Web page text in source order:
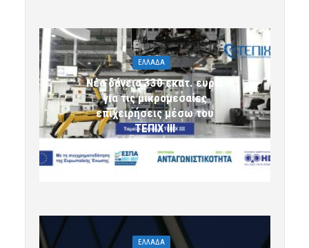
ΕΛΛΑΔΑ
Νέα δάνεια 330 εκατ. ευρώ
για τις μικρομεσαίες
επιχειρήσεις μέσω του
ΤΕΠΙΧ ΙΙΙ
ΕΛΛΑΔΑ